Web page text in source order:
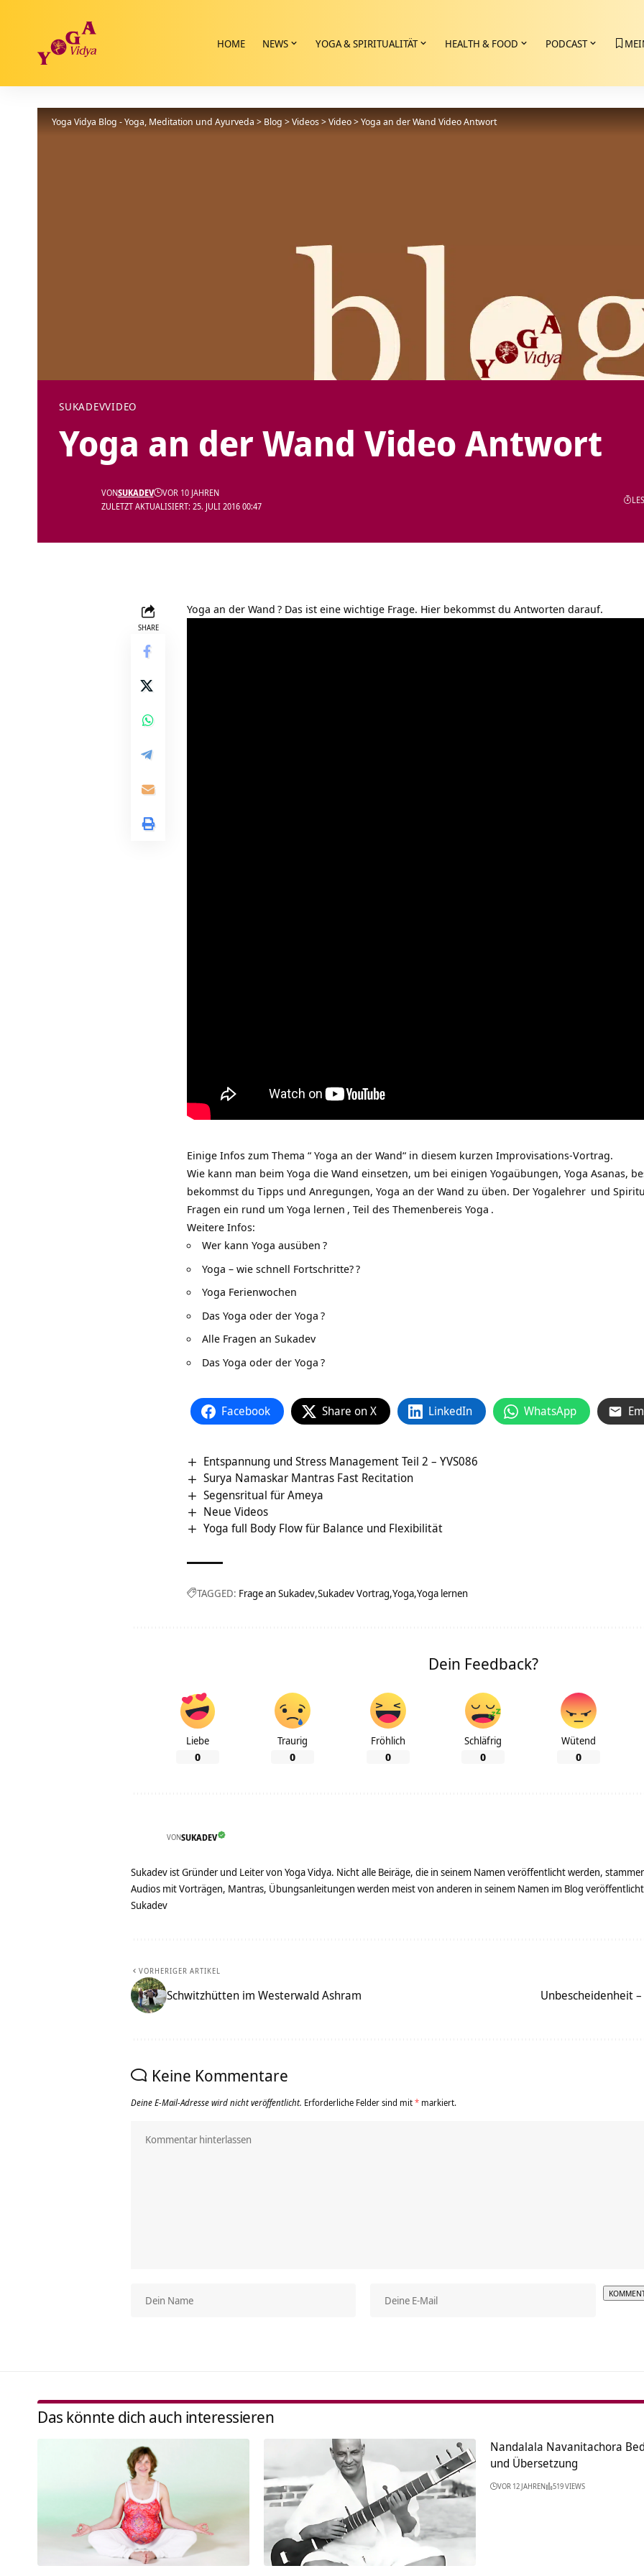
HOME NEWS YOGA & SPIRITUALITÄT HEALTH & FOOD PODCAST
Yoga Vidya Blog - Yoga, Meditation und Ayurveda > Blog >Videos>Video>Yoga an der Wand Video Antwort
SUKADEVVIDEO
Yoga an der Wand Video Antwort
ZULETZT AKTUALISIERT: 25. JULI 2016 00:47
VONSUKADEV VOR 10 JAHREN
SHARE
Yoga an der Wand ? Das ist eine wichtige Frage. Hier bekommst du Antworten darauf.
Einige Infos zum Thema “ Yoga an der Wand“ in diesem kurzen Improvisations-Vortrag.
Wie kann man beim Yoga die Wand einsetzen, um bei einigen Yogaübungen, Yoga Asanas,
bekommst du Tipps und Anregungen, Yoga an der Wand zu üben. Der Yogalehrer und
Fragen ein rund um Yoga lernen , Teil des Themenbereis Yoga .
Weitere Infos:
Wer kann Yoga ausüben ?
Yoga – wie schnell Fortschritte??
Yoga Ferienwochen
Das Yoga oder der Yoga ?
Alle Fragen an Sukadev
Das Yoga oder der Yoga ?
Facebook Share on X LinkedIn WhatsApp
Entspannung und Stress Management Teil 2 – YVS086
Surya Namaskar Mantras Fast Recitation
Segensritual für Ameya
Neue Videos
Yoga full Body Flow für Balance und Flexibilität
TAGGED: Frage an Sukadev Sukadev Vortrag Yoga Yoga lernen
Dein Feedback?
Liebe
0
Traurig
0
Fröhlich
0
Schläfrig
0
Wütend
0
VONSUKADEV
Sukadev ist Gründer und Leiter von Yoga Vidya. Nicht alle Beiräge, die in seinem Namen veröffentlicht werden,
Audios mit Vorträgen, Mantras, Übungsanleitungen werden meist von anderen in seinem Namen im Blog
Sukadev
VORHERIGER ARTIKEL
Schwitzhütten im Westerwald Ashram Unbescheidenheit
Keine Kommentare
Deine E-Mail-Adresse wird nicht veröffentlicht. Erforderliche Felder sind mit* markiert.
Das könnte dich auch interessieren
Nandalala Navanitachora
und Übersetzung
VOR 12 JAHREN 519 VIEWS